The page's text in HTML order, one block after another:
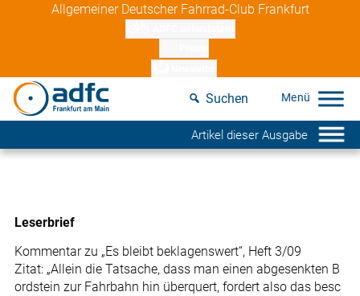
Allgemeiner Deutscher Fahrrad-Club Frankfurt
Suchen
Artikel dieser Ausgabe
Leserbrief
Kommentar zu „Es bleibt beklagenswert“, Heft 3/09
Zitat: „Allein die Tatsache, dass man einen abgesenkten B
ordstein zur Fahrbahn hin überquert, fordert also das besc